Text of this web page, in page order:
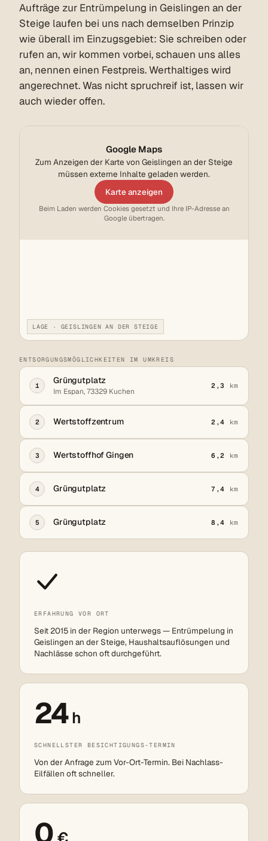
Aufträge zur Entrümpelung in Geislingen an der
Steige laufen bei uns nach demselben Prinzip
wie überall im Einzugsgebiet: Sie schreiben oder
rufen an, wir kommen vorbei, schauen uns alles
an, nennen einen Festpreis. Werthaltiges wird
angerechnet. Was nicht spruchreif ist, lassen wir
auch wieder offen.
Google Maps
Zum Anzeigen der Karte von Geislingen an der Steige
müssen externe Inhalte geladen werden.
Karte anzeigen
Beim Laden werden Cookies gesetzt und Ihre IP-Adresse an
Google übertragen.
LAGE · GEISLINGEN AN DER STEIGE
ENTSORGUNGSMÖGLICHKEITEN IM UMKREIS
1
Grüngutplatz
Im Espan, 73329 Kuchen
2,3 km
2 Wertstoffzentrum 2,4 km
3 Wertstoffhof Gingen 6,2 km
4 Grüngutplatz 7,4 km
5 Grüngutplatz 8,4 km
ERFAHRUNG VOR ORT
Seit 2015 in der Region unterwegs — Entrümpelung in
Geislingen an der Steige, Haushaltsauflösungen und
Nachlässe schon oft durchgeführt.
24h
SCHNELLSTER BESICHTIGUNGS-TERMIN
Von der Anfrage zum Vor-Ort-Termin. Bei Nachlass-
Eilfällen oft schneller.
0